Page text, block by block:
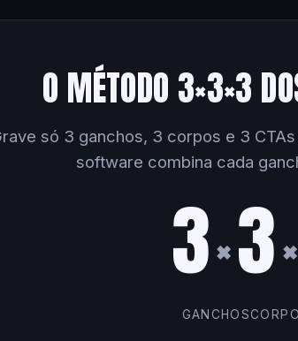
O MÉTODO 3×3×3
só 3 ganchos, 3 corpos e 3
software combina cada
3×3×
GANCHOS